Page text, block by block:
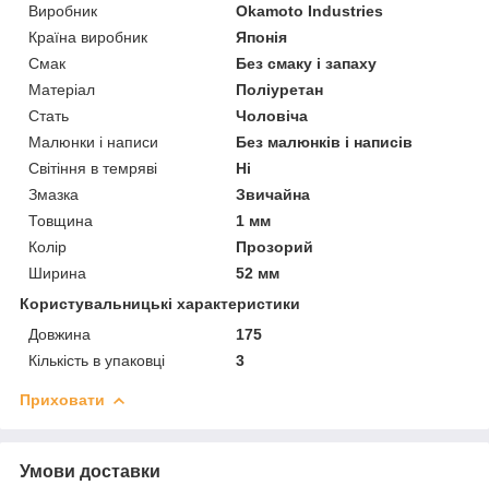
Виробник
Okamoto Industries
Країна виробник
Японія
Смак
Без смаку і запаху
Матеріал
Поліуретан
Стать
Чоловіча
Малюнки і написи
Без малюнків і написів
Світіння в темряві
Ні
Змазка
Звичайна
Товщина
1 мм
Колір
Прозорий
Ширина
52 мм
Користувальницькі характеристики
Довжина
175
Кількість в упаковці
3
Приховати
Умови доставки